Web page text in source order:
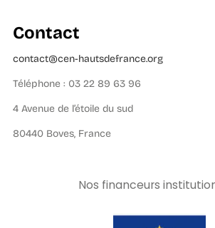
Contact
contact@cen-hautsdefrance.org
Téléphone : 03 22 89 63 96
4 Avenue de l’étoile du sud
80440 Boves, France
Nos financeurs